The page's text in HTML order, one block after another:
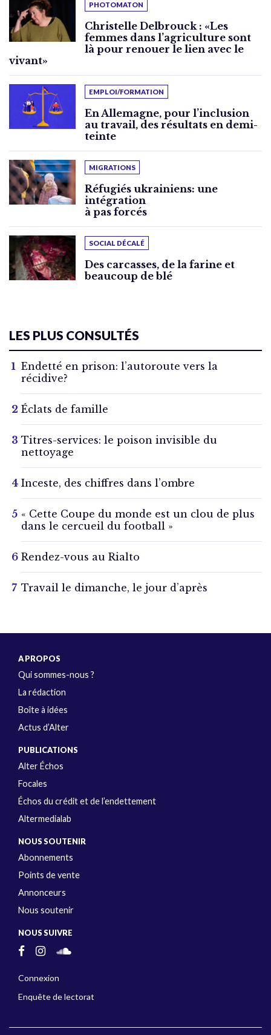
PHOTOMATON
Christelle Delbrouck : «Les
femmes dans l’agriculture sont
là pour renouer le lien avec le
vivant»
EMPLOI/FORMATION
En Allemagne, pour l’inclusion
au travail, des résultats en demi-
teinte
MIGRATIONS
Réfugiés ukrainiens: une
intégration
à pas forcés
SOCIAL DÉCALÉ
Des carcasses, de la farine et
beaucoup de blé
LES PLUS CONSULTÉS
Endetté en prison: l’autoroute vers la
récidive?
Éclats de famille
Titres-services: le poison invisible du
nettoyage
Inceste, des chiffres dans l’ombre
« Cette Coupe du monde est un clou de plus
dans le cercueil du football »
Rendez-vous au Rialto
Travail le dimanche, le jour d’après
A PROPOS
Qui sommes-nous ?
La rédaction
Boîte à idées
Actus d’Alter
PUBLICATIONS
Alter Échos
Focales
Échos du crédit et de l’endettement
Altermedialab
NOUS SOUTENIR
Abonnements
Points de vente
Annonceurs
Nous soutenir
NOUS SUIVRE
Connexion
Enquête de lectorat